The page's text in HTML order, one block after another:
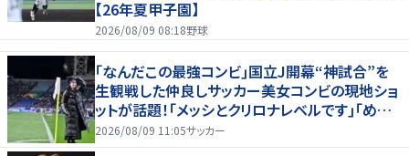
【26年夏甲子園】
2026/08/09 08:18野球
｢なんだこの最強コンビ｣国立J開幕“神試合”を
生観戦した仲良しサッカー美女コンビの現地ショ
ットが話題！｢メッシとクリロナレベルです｣｢めちゃ
くちゃ可愛い｣
2026/08/09 11:05サッカー